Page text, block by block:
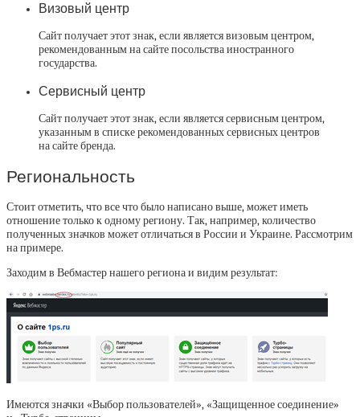
Визовый центр
Сайт получает этот знак, если является визовым центром,
рекомендованным на сайте посольства иностранного
государства.
Сервисный центр
Сайт получает этот знак, если является сервисным центром,
указанным в списке рекомендованных сервисных центров
на сайте бренда.
Региональность
Стоит отметить, что все что было написано выше, может иметь
отношение только к одному региону. Так, например, количество
полученных значков может отличаться в России и Украине. Рассмотрим
на примере.
Заходим в Вебмастер нашего региона и видим результат:
Имеются значки «Выбор пользователей», «Защищенное соединение»